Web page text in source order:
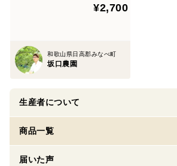
¥2,700
和歌山県日高郡みなべ町
坂口農園
生産者について
商品一覧
届いた声